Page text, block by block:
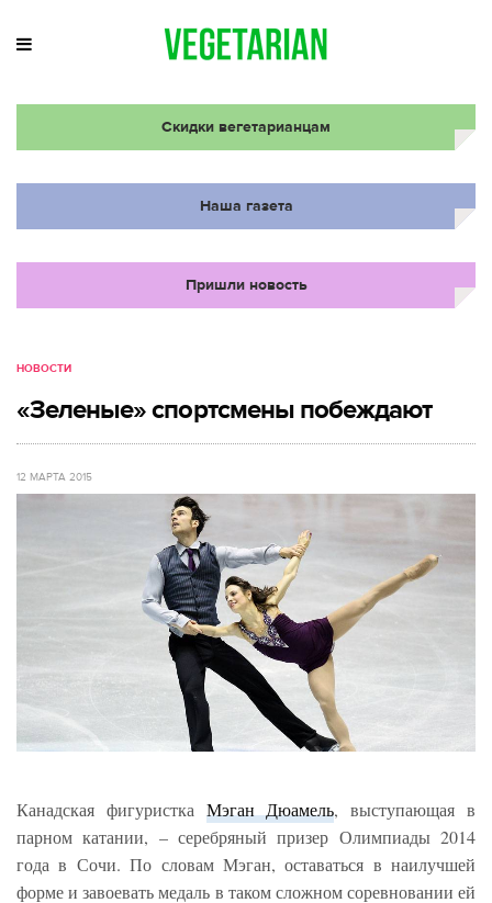
Скидки вегетарианцам
Наша газета
Пришли новость
НОВОСТИ
«Зеленые» спортсмены побеждают
12 МАРТА 2015
Канадская фигуристка Мэган Дюамель, выступающая в
парном катании, – серебряный призер Олимпиады 2014
года в Сочи. По словам Мэган, оставаться в наилучшей
форме и завоевать медаль в таком сложном соревновании ей